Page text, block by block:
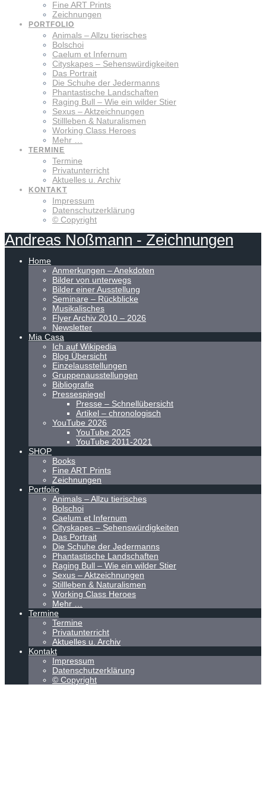
Fine ART Prints
Zeichnungen
PORTFOLIO
Animals – Allzu tierisches
Bolschoi
Caelum et Infernum
Cityskapes – Sehenswürdigkeiten
Das Portrait
Die Schuhe der Jedermanns
Phantastische Landschaften
Raging Bull – Wie ein wilder Stier
Sexus – Aktzeichnungen
Stillleben & Naturalismen
Working Class Heroes
Mehr …
TERMINE
Termine
Privatunterricht
Aktuelles u. Archiv
KONTAKT
Impressum
Datenschutzerklärung
© Copyright
Andreas Noßmann - Zeichnungen
Home
Anmerkungen – Anekdoten
Bilder von unterwegs
Bilder einer Ausstellung
Seminare – Rückblicke
Musikalisches
Flyer Archiv 2010 – 2026
Newsletter
Mia Casa
Ich auf Wikipedia
Blog Übersicht
Einzelausstellungen
Gruppenausstellungen
Bibliografie
Pressespiegel
Presse – Schnellübersicht
Artikel – chronologisch
YouTube 2026
YouTube 2025
YouTube 2011-2021
SHOP
Books
Fine ART Prints
Zeichnungen
Portfolio
Animals – Allzu tierisches
Bolschoi
Caelum et Infernum
Cityskapes – Sehenswürdigkeiten
Das Portrait
Die Schuhe der Jedermanns
Phantastische Landschaften
Raging Bull – Wie ein wilder Stier
Sexus – Aktzeichnungen
Stillleben & Naturalismen
Working Class Heroes
Mehr …
Termine
Termine
Privatunterricht
Aktuelles u. Archiv
Kontakt
Impressum
Datenschutzerklärung
© Copyright